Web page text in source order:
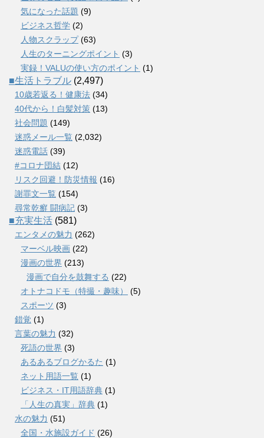
気になった話題 (9)
ビジネス哲学 (2)
人物スクラップ(63)
人生のターニングポイント (3)
実録！VALUの使い方のポイント (1)
■生活トラブル (2,497)
10歳若返る！健康法 (34)
40代から！白髪対策 (13)
社会問題 (149)
迷惑メール一覧 (2,032)
迷惑電話 (39)
#コロナ団結 (12)
リスク回避！防災情報 (16)
謝罪文一覧 (154)
尋常乾癬 闘病記 (3)
■充実生活 (581)
エンタメの魅力 (262)
マーベル映画 (22)
漫画の世界 (213)
漫画で自分を鼓舞する (22)
オトナコドモ（特撮・趣味）
(5)
スポーツ (3)
錯覚 (1)
言葉の魅力 (32)
死語の世界 (3)
あるあるブログかるた (1)
ネット用語一覧 (1)
ビジネス・IT用語辞典 (1)
「人生の真実」辞典 (1)
水の魅力 (51)
全国・水施設ガイド (26)